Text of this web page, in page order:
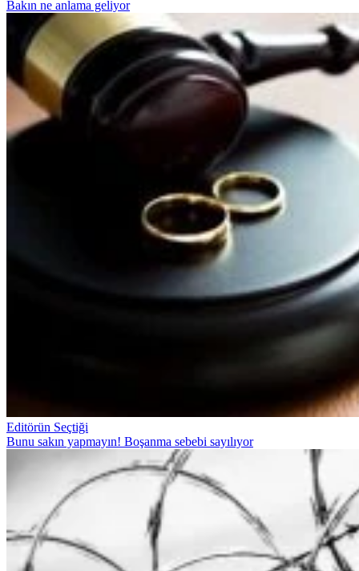
Bakın ne anlama geliyor
Editörün Seçtiği
Bunu sakın yapmayın! Boşanma sebebi sayılıyor